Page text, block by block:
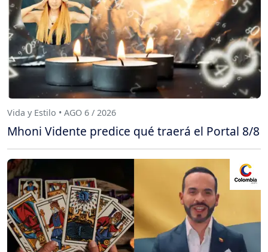
Vida y Estilo • AGO 6 / 2026
Mhoni Vidente predice qué traerá el Portal 8/8